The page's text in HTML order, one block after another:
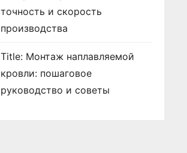
точность и скорость
производства
Title: Монтаж наплавляемой
кровли: пошаговое
руководство и советы